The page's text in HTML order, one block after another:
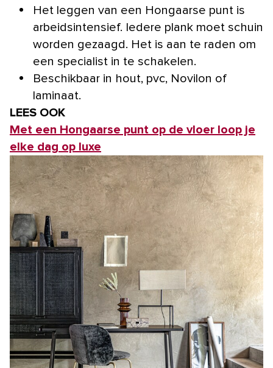
Het leggen van een Hongaarse punt is
arbeidsintensief. Iedere plank moet schuin
worden gezaagd. Het is aan te raden om
een specialist in te schakelen.
Beschikbaar in hout, pvc, Novilon of
laminaat.
LEES OOK
Met een Hongaarse punt op de vloer loop je
elke dag op luxe